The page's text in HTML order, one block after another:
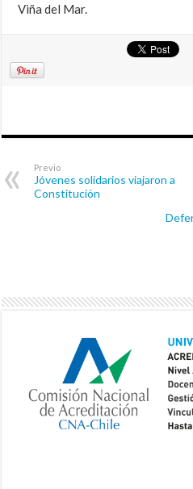
Viña del Mar.
Previo
Jóvenes solidarios viajaron a
Constitución